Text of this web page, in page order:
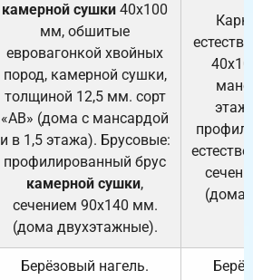
камерной сушки 40х100
мм, обшитые
евровагонкой хвойных
пород, камерной сушки,
толщиной 12,5 мм. сорт
«АВ» (дома с мансардой
и в 1,5 этажа). Брусовые:
профилированный брус
камерной сушки,
сечением 90х140 мм.
(дома двухэтажные).
(дома
Берёзовый нагель.